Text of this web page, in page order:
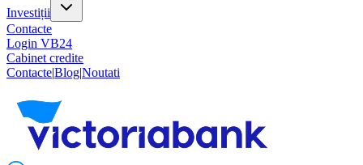
Investiții
Contacte
Login VB24
Cabinet credite
Contacte|Blog|Noutati